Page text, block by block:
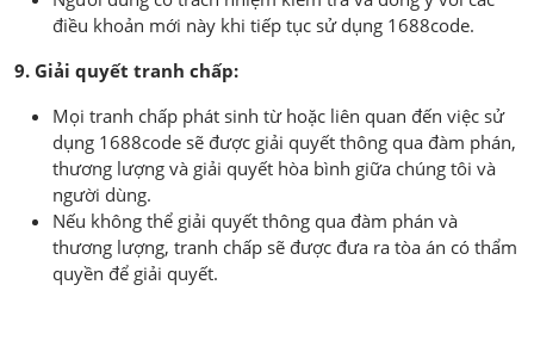
điều khoản mới này khi tiếp tục sử dụng 1688code.
9. Giải quyết tranh chấp:
Mọi tranh chấp phát sinh từ hoặc liên quan đến việc sử
dụng 1688code sẽ được giải quyết thông qua đàm phán,
thương lượng và giải quyết hòa bình giữa chúng tôi và
người dùng.
Nếu không thể giải quyết thông qua đàm phán và
thương lượng, tranh chấp sẽ được đưa ra tòa án có thẩm
quyền để giải quyết.